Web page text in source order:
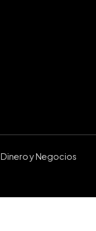
Dinero y Negocios